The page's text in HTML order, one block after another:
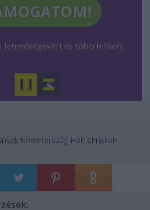
lehetőségekért és több infóért
Németország FDP Christian